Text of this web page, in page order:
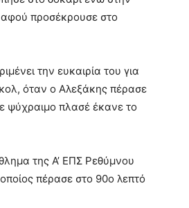
προσέκρουσε στο
την ευκαιρία του για
όταν ο Αλεξάκης πέρασε
ψύχραιμο πλασέ έκανε το
της Α’ ΕΠΣ Ρεθύμνου
πέρασε στο 90ο λεπτό